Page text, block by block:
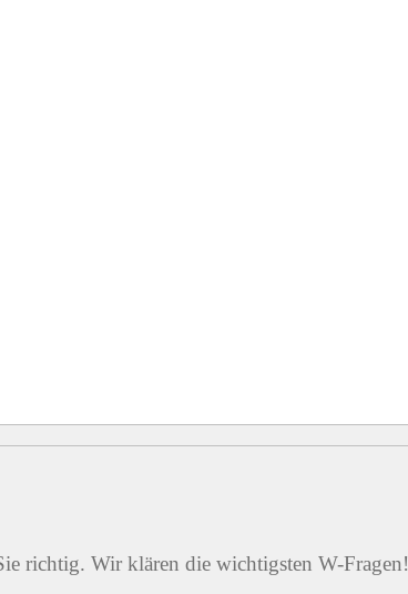
richtig. Wir klären die wichtigsten W-Fragen!